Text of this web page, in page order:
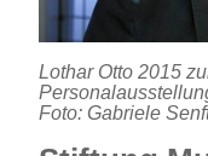
Lothar Otto 2015
Foto: Gabriele